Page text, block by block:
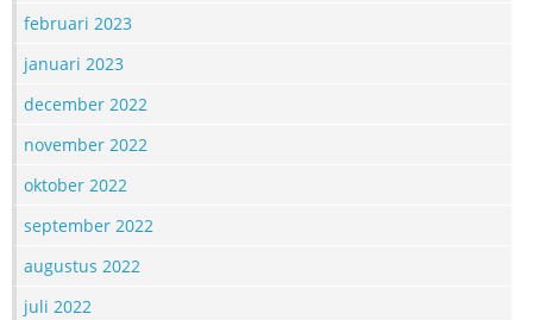
februari 2023
januari 2023
december 2022
november 2022
oktober 2022
september 2022
augustus 2022
juli 2022